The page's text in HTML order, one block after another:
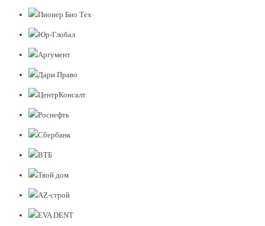
Пионер Био Тех
Юр-Глобал
Аргумент
Дари Право
ЦентрКонсалт
Роснефть
Сбербанк
ВТБ
Твой дом
AZ-строй
EVA DENT